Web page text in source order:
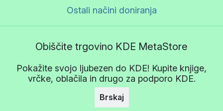
Ostali načini doniranja
Obiščite trgovino KDE MetaStore
Pokažite svojo ljubezen do KDE! Kupite knjige,
vrčke, oblačila in drugo za podporo KDE.
Brskaj